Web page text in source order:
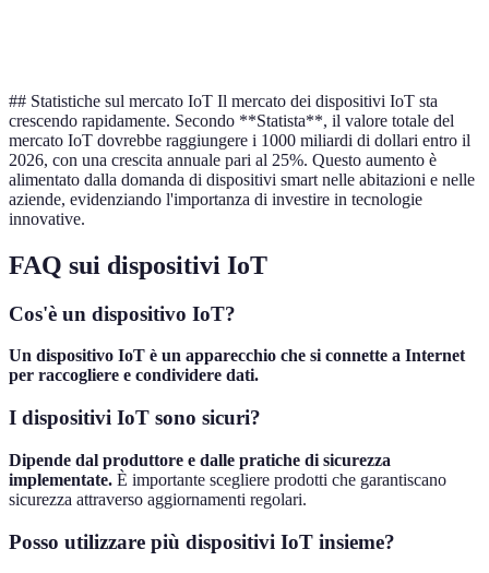
## Statistiche sul mercato IoT Il mercato dei dispositivi IoT sta
crescendo rapidamente. Secondo **Statista**, il valore totale del
mercato IoT dovrebbe raggiungere i 1000 miliardi di dollari entro il
2026, con una crescita annuale pari al 25%. Questo aumento è
alimentato dalla domanda di dispositivi smart nelle abitazioni e nelle
aziende, evidenziando l'importanza di investire in tecnologie
innovative.
FAQ sui dispositivi IoT
Cos'è un dispositivo IoT?
Un dispositivo IoT è un apparecchio che si connette a Internet
per raccogliere e condividere dati.
I dispositivi IoT sono sicuri?
Dipende dal produttore e dalle pratiche di sicurezza
implementate. È importante scegliere prodotti che garantiscano
sicurezza attraverso aggiornamenti regolari.
Posso utilizzare più dispositivi IoT insieme?